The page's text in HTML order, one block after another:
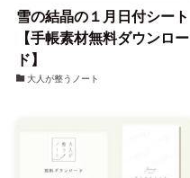
雪の結晶の１月日付シート
【手帳素材無料ダウンロー
ド】
大人が整うノート